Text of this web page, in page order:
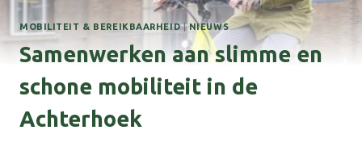
MOBILITEIT & BEREIKBAARHEID| NIEUWS
Samenwerken aan slimme en
schone mobiliteit in de
Achterhoek